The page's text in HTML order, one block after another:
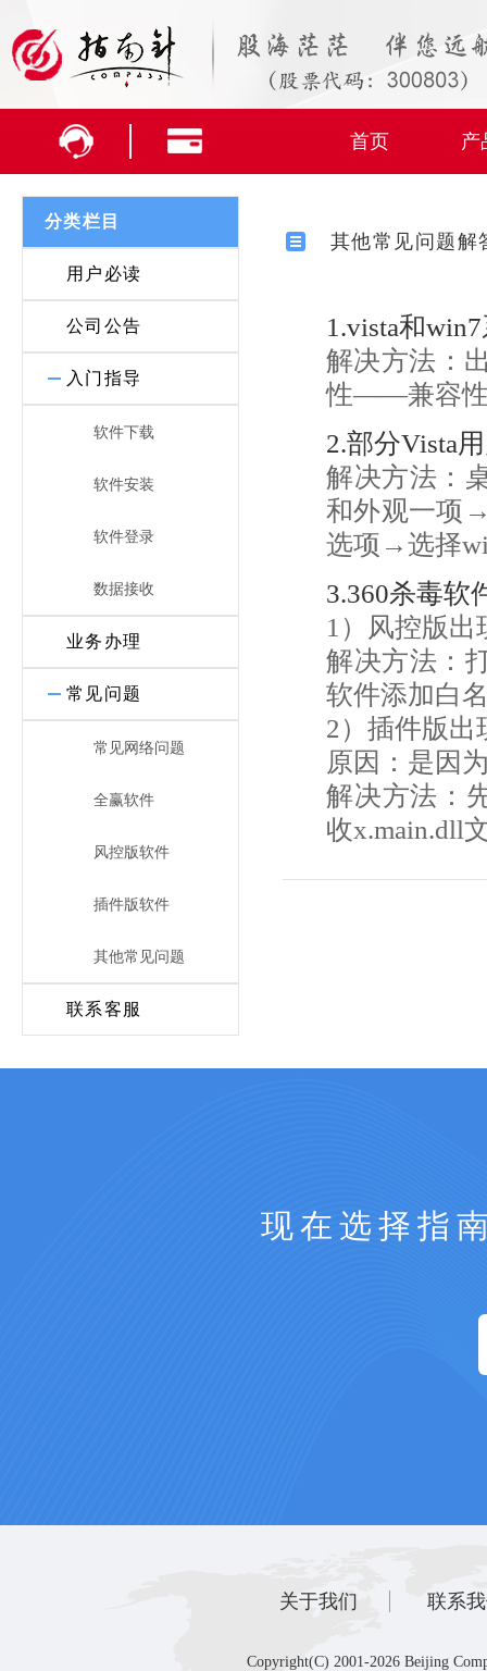
首页 产
分类栏目
用户必读
公司公告
入门指导
软件下载
软件安装
软件登录
数据接收
业务办理
常见问题
常见网络问题
全赢软件
风控版软件
插件版软件
其他常见问题
联系客服
其他常见问题解
1.vista和
解决方法：
性——兼容
2.部分Vista
解决方法：
和外观一项
选项→选择
3.360杀毒软
1）风控版出
解决方法：
软件添加白
2）插件版出
原因：是因
解决方法：
收x.main.dll
现在选择指
关于我们 联系
Copyright(C) 2001-2026 Beijing